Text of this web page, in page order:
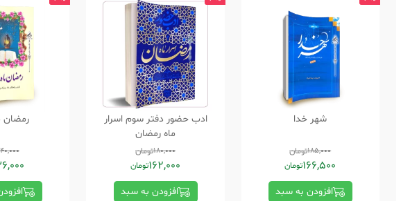
شهر خدا
185,000تومان
166,500تومان
افزودن به سبد
ادب حضور دفتر سوم اسرار
ماه رمضان
180,000تومان
162,000تومان
افزودن به سبد
رمضان
40,000